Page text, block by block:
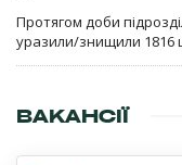
Протягом доби
уразили/знищили 1816
ВАКАНСІЇ